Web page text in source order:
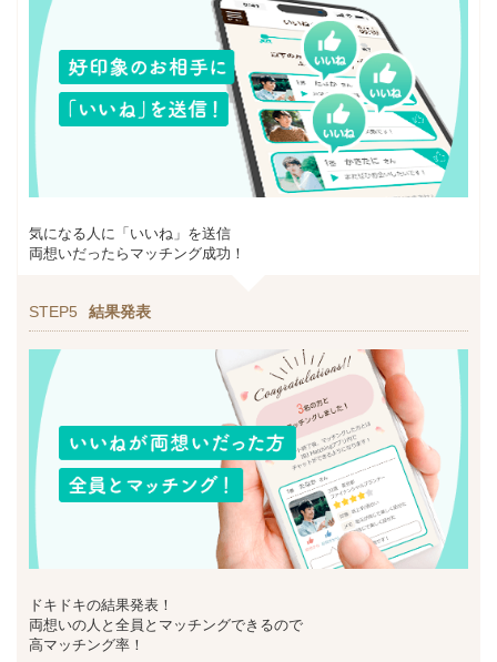
気になる人に「いいね」を送信
両想いだったらマッチング成功！
STEP5 結果発表
ドキドキの結果発表！
両想いの人と全員とマッチングできるので
高マッチング率！